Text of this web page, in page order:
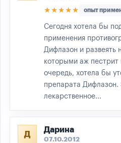
★★★★★ опыт
Сегодня хотела бы
применения
Дифлазон и развеять
которыми аж пестрит
очередь, хотела бы
препарата Дифлазон.
лекарственное...
Д
Дарина
07.10.2012